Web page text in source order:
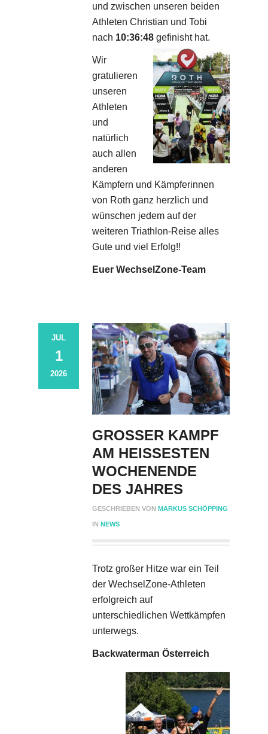
und zwischen unseren beiden
Athleten Christian und Tobi
nach 10:36:48 gefinisht hat.
Wir
gratulieren
unseren
Athleten
und
natürlich
auch allen
anderen
Kämpfern und Kämpferinnen
von Roth ganz herzlich und
wünschen jedem auf der
weiteren Triathlon-Reise alles
Gute und viel Erfolg!!
Euer WechselZone-Team
JUL
1
2026
GROSSER KAMPF A
M HEISSESTEN WO
CHENENDE DE
S JAHRES
GESCHRIEBEN VON MARKUS SCHÖPPING
IN NEWS
Trotz großer Hitze war ein Teil
der WechselZone-Athleten
erfolgreich auf
unterschiedlichen Wettkämpfen
unterwegs.
Backwaterman Österreich